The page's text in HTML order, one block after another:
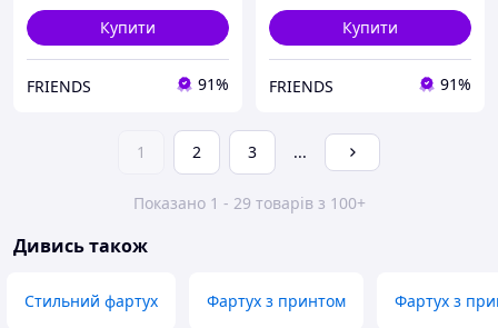
Купити
FRIENDS 91%
Купити
FRIENDS 91%
1 2 3 ...
Показано 1 - 29 товарів з 100+
Дивись також
Стильний фартух Фартух з принтом Фартух з